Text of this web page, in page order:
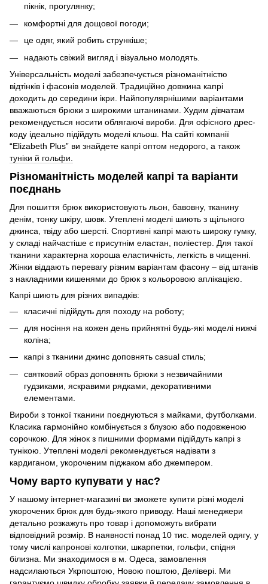
пікнік, прогулянку;
комфортні для дощової погоди;
це одяг, який робить стрункіше;
надають свіжий вигляд і візуально молодять.
Універсальність моделі забезпечується різноманітністю
відтінків і фасонів моделей. Традиційно довжина капрі
доходить до середини ікри. Найпопулярнішими варіантами
вважаються брюки з широкими штанинами. Худим дівчатам
рекомендується носити облягаючі вироби. Для офісного дрес-
коду ідеально підійдуть моделі кльош. На сайті компанії
“Elizabeth Plus” ви знайдете капрі оптом недорого, а також
туніки й гольфи.
Різноманітність моделей капрі та варіанти
поєднань
Для пошиття брюк використовують льон, бавовну, тканину
денім, тонку шкіру, шовк. Утеплені моделі шиють з щільного
джинса, твіду або шерсті. Спортивні капрі мають широку гумку,
у складі найчастіше є присутнім еластан, поліестер. Для такої
тканини характерна хороша еластичність, легкість в чищенні.
Жінки віддають перевагу різним варіантам фасону – від штанів
з накладними кишенями до брюк з кольоровою аплікацією.
Капрі шиють для різних випадків:
класичні підійдуть для походу на роботу;
для носіння на кожен день прийнятні будь-які моделі нижчі
коліна;
капрі з тканини джинс доповнять casual стиль;
святковий образ доповнять брюки з незвичайними
гудзиками, яскравими рядками, декоративними
елементами.
Вироби з тонкої тканини поєднуються з майками, футболками.
Класика гармонійно комбінується з блузою або подовженою
сорочкою. Для жінок з пишними формами підійдуть капрі з
тунікою. Утеплені моделі рекомендується надівати з
кардиганом, укороченим піджаком або джемпером.
Чому варто купувати у нас?
У нашому інтернет-магазині ви зможете купити різні моделі
укорочених брюк для будь-якого приводу. Наші менеджери
детально розкажуть про товар і допоможуть вибрати
відповідний розмір. В наявності понад 10 тис. моделей одягу, у
тому числі капронові колготки , шкарпетки, гольфи, спідня
білизна. Ми знаходимося в м. Одеса, замовлення
надсилаються Укрпоштою, Новою поштою, Делівері. Ми